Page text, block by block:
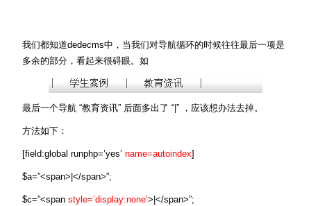
我们都知道dedecms中，当我们对导航循环的时候往往最后一项是
多余的部分，看起来很碍眼。如
最后一个导航 “教育资讯” 后面多出了 “|” ，应该想办法去掉。
方法如下：
[field:global runphp=’yes’ name=autoindex]
$a=”<span>|</span>”;
$c=”<span style=’display:none’>|</span>”;